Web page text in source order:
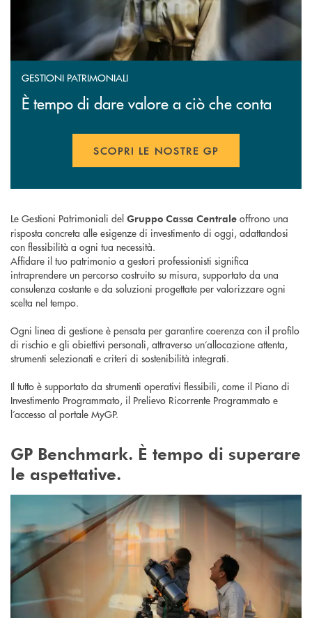
GESTIONI PATRIMONIALI
È tempo di dare valore a ciò che conta
SCOPRI LE NOSTRE GP
Le Gestioni Patrimoniali del Gruppo Cassa Centrale offrono una
risposta concreta alle esigenze di investimento di oggi, adattandosi
con flessibilità a ogni tua necessità.
Affidare il tuo patrimonio a gestori professionisti significa
intraprendere un percorso costruito su misura, supportato da una
consulenza costante e da soluzioni progettate per valorizzare ogni
scelta nel tempo.
Ogni linea di gestione è pensata per garantire coerenza con il profilo
di rischio e gli obiettivi personali, attraverso un’allocazione attenta,
strumenti selezionati e criteri di sostenibilità integrati.
Il tutto è supportato da strumenti operativi flessibili, come il Piano di
Investimento Programmato, il Prelievo Ricorrente Programmato e
l’accesso al portale MyGP.
GP Benchmark. È tempo di superare
le aspettative.